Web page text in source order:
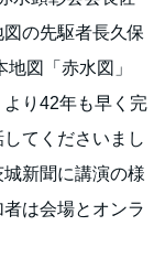
の先駆者長久保
図「赤水図」
り42年も早く完
てくださいまし
新聞に講演の様
は会場とオンラ